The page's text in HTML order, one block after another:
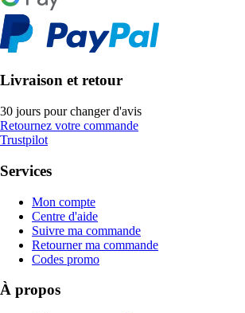
Livraison et retour
30 jours pour changer d'avis
Retournez votre commande
Trustpilot
Services
Mon compte
Centre d'aide
Suivre ma commande
Retourner ma commande
Codes promo
À propos